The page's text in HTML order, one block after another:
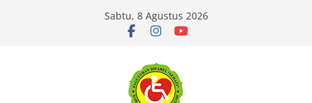
Sabtu, 8 Agustus 2026